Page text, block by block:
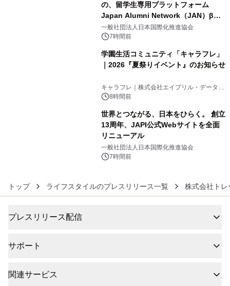
の、留学生専用プラットフォーム
Japan Alumni Network（JAN）β版
をリリース
一般社団法人日本国際化推進協会
7時間前
学園生活コミュニティ「キャラフレ」
｜2026『夏祭りイベント』のお知らせ
キャラフレ｜株式会社エイプリル・データ・
デザインズ
8時間前
世界とつながる、日本をひらく。 創立
13周年、JAPI公式Webサイトを全面
リニューアル
一般社団法人日本国際化推進協会
7時間前
トップ ライフスタイルのプレスリリース一覧 株式会社ト
プレスリリース配信
サポート
関連サービス